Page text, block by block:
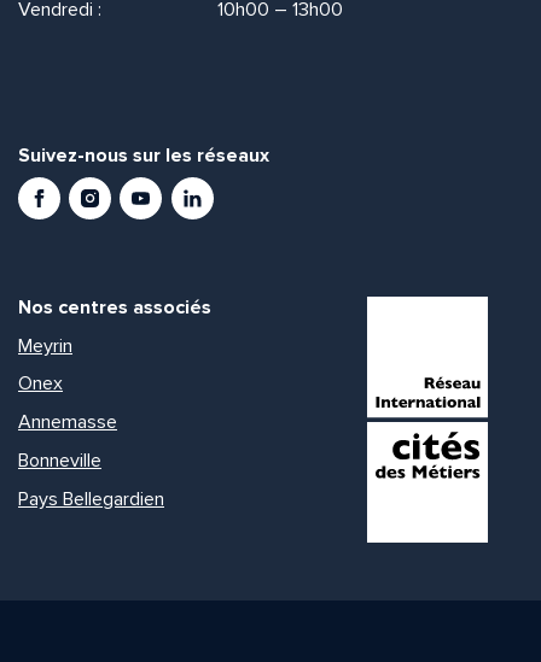
Vendredi :
10h00 – 13h00
Suivez-nous sur les réseaux
FacebookInstagramYoutubeLinkedIn
Nos centres associés
Meyrin
Onex
Annemasse
Bonneville
Pays Bellegardien